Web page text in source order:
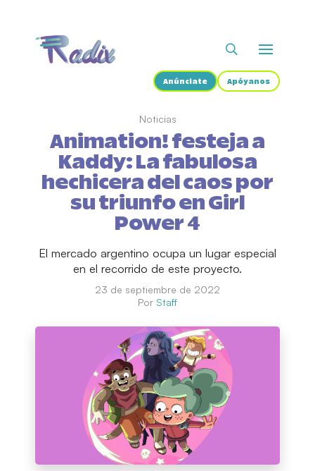
Anúnciate Apóyanos
Noticias
Animation! festeja a
Kaddy: La fabulosa
hechicera del caos por
su triunfo en Girl
Power 4
El mercado argentino ocupa un lugar especial
en el recorrido de este proyecto.
23 de septiembre de 2022
Por Staff